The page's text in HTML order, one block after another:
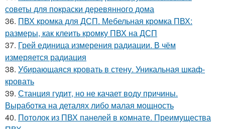
советы для покраски деревянного дома
36. ПВХ кромка для ДСП. Мебельная кромка ПВХ:
размеры, как клеить кромку ПВХ на ДСП
37. Грей единица измерения радиации. В чём
измеряется радиация
38. Убирающаяся кровать в стену. Уникальная шкаф-
кровать
39. Станция гудит, но не качает воду причины.
Выработка на деталях либо малая мощность
40. Потолок из ПВХ панелей в комнате. Преимущества